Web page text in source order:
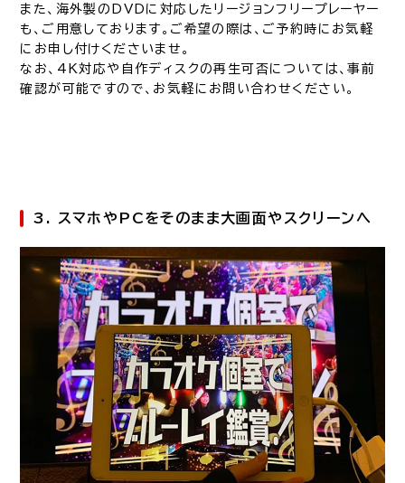
また、海外製のDVDに対応したリージョンフリープレーヤー
も、ご用意しております。ご希望の際は、ご予約時にお気軽
にお申し付けくださいませ。
なお、4K対応や自作ディスクの再生可否については、事前
確認が可能ですので、お気軽にお問い合わせください。
3. スマホやPCをそのまま大画面やスクリーンへ